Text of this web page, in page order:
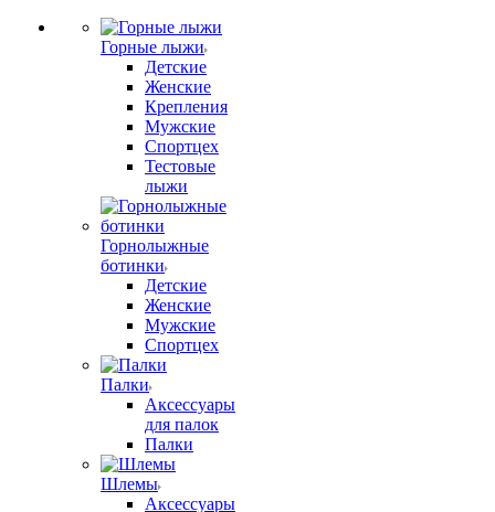
Горные лыжи
Детские
Женские
Крепления
Мужские
Спортцех
Тестовые
лыжи
Горнолыжные
ботинки
Детские
Женские
Мужские
Спортцех
Палки
Аксессуары
для палок
Палки
Шлемы
Аксессуары